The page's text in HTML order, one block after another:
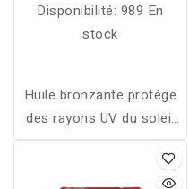
Disponibilité: 989 En
stock
Huile bronzante protége
des rayons UV du soleil
tout en stimulant le